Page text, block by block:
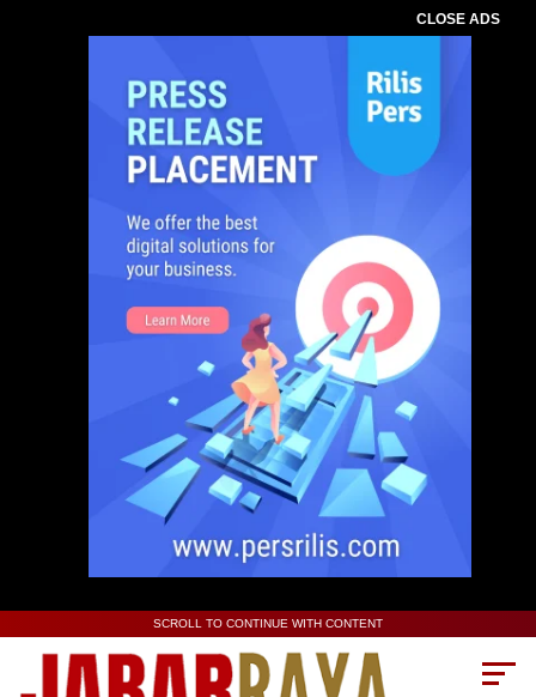
CLOSE ADS
SCROLL TO CONTINUE WITH CONTENT